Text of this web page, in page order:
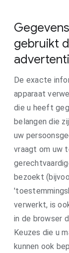
gebruikt
De exacte
apparaat
die u heeft
belangen die
uw
vraagt om uw
bezoekt
verwerkt, is
in de browser
Keuzes die u
kunnen ook